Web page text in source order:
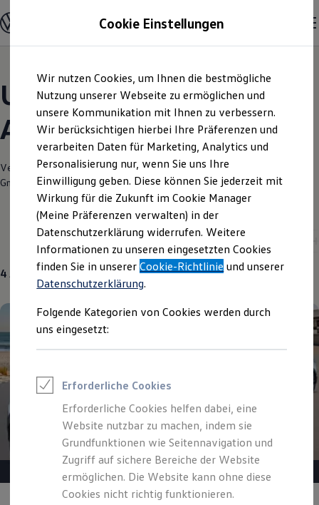
Hauptinhalt
springen
Footer
springen
Modelle und Konfigurator
Konfigurator
Modelle vergleichen
Elektroautos
ENERGY Sondermodelle
Nutzfahrzeuge
SUV und CUV
Familienautos
Kombis
Kompaktwagen
Sportwagen
Schnell verfügbare Fahrzeuge
Angebote und Produkte
Aktuelle Angebote
E-Auto-Förderung
Volkswagen Marktplatz
Die ENERGY Sondermodelle
Junge Gebrauchtwagen und Gebrauchtwagen
Volkswagen Zertifizierte Gebrauchtwagen
Elektromobilität bei Gebrauchtwagen
Saisonangebote
Reifenpakete
Leasing
Leasing-Angebote
Elektroauto Leasing
Kleinwagen-Leasing
Leasing ohne Anzahlung
Finanzierung
Autokredit mit Schlussrate
Versicherungen und Garantien
Kfz-Versicherung
Restschuldversicherungen
Garantien
Unsere aktuellen
Angebote und mehr
Verantwortlich für die Inhalte auf dieser Seite ist die Autohaus Perski
GmbH & Co. KG(Impressum & Rechtliches)
4 Angebote
Cookie Einstellungen
Wir nutzen Cookies, um Ihnen die bestmögliche
Nutzung unserer Webseite zu ermöglichen und
unsere Kommunikation mit Ihnen zu verbessern.
Wir berücksichtigen hierbei Ihre Präferenzen und
verarbeiten Daten für Marketing, Analytics und
Personalisierung nur, wenn Sie uns Ihre
Einwilligung geben. Diese können Sie jederzeit mit
Wirkung für die Zukunft im Cookie Manager
(Meine Präferenzen verwalten) in der
Datenschutzerklärung widerrufen. Weitere
Informationen zu unseren eingesetzten Cookies
finden Sie in unsererCookie-Richtlinie und unserer
Datenschutzerklärung.
Folgende Kategorien von Cookies werden durch
uns eingesetzt:
Erforderliche Cookies
Erforderliche Cookies helfen dabei, eine
Website nutzbar zu machen, indem sie
Grundfunktionen wie Seitennavigation und
Zugriff auf sichere Bereiche der Website
ermöglichen. Die Website kann ohne diese
Cookies nicht richtig funktionieren.